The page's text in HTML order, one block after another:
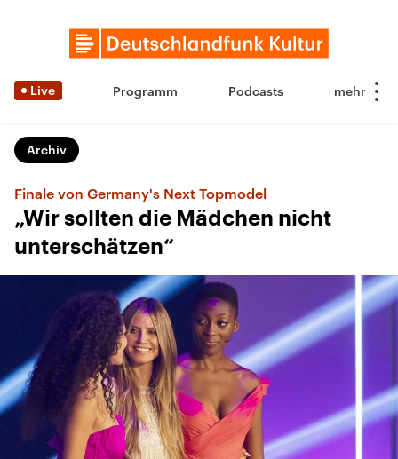
Live Programm Podcasts
Archiv
Finale von Germany's Next Topmodel
„Wir sollten die Mädchen nicht
unterschätzen“